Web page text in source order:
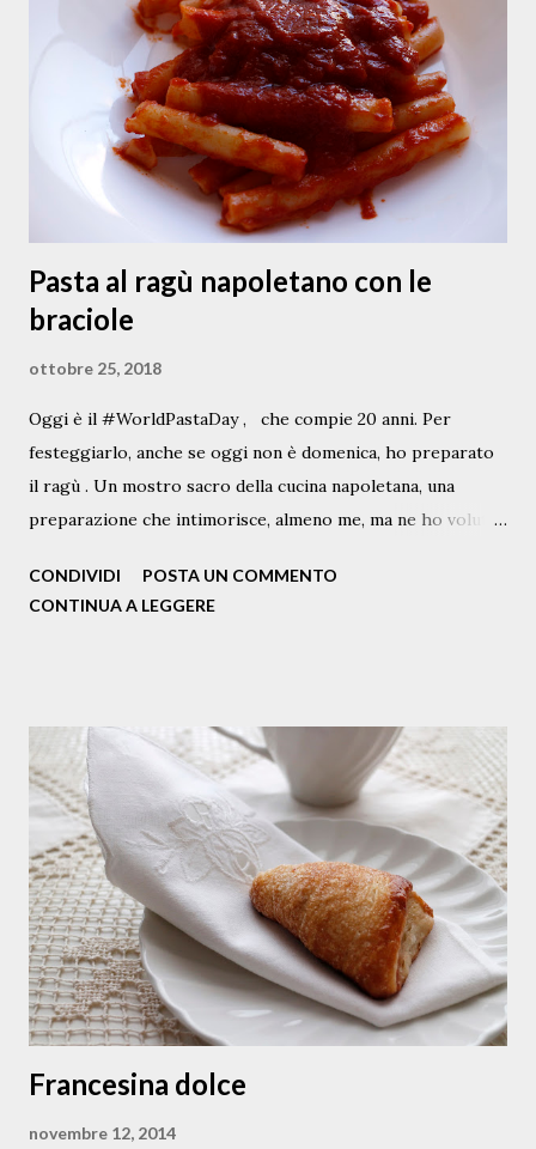
si trovano fresche, in estate. Nella stagione invernale,
quando si trovano solo sott’aceto, sono utilizzate nell’
insalata di rinforzo a Natale o soffritte come contorno
della carne di maiale nei mesi più freddi (e lì ci sta bene
anche qualche papaccella piccante o forte ). Questa
versione della papacce...
Pasta al ragù napoletano con le
braciole
ottobre 25, 2018
Oggi è il #WorldPastaDay , che compie 20 anni. Per
festeggiarlo, anche se oggi non è domenica, ho preparato
il ragù . Un mostro sacro della cucina napoletana, una
preparazione che intimorisce, almeno me, ma ne ho voluto
classico Ragù, ma quello con le braciole, diciamo un ragù "
Ingredienti per 4 persone N.1 bottiglia e mezza di passata
di pomodoro 400 g di manzo tagliato a fette ( io chiedo al
mio macellaio Ciro il taglio adatto e disponibile ) N. 1
cipolla (ramata) olio extravergine q.b. vino q.b. Pecorino
Romano a pezzettini mezzo spicchio d’aglio un rametto di
prezzemolo fresco pinoli, una ventina passolini, 10 grammi
pepe nero ...
CONDIVIDI
POSTA UN COMMENTO
CONTINUA A LEGGERE
Francesina dolce
novembre 12, 2014